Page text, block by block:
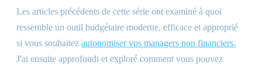
Les articles précédents de cette série ont examiné à quoi
ressemble un outil budgétaire moderne, efficace et approprié
si vous souhaitez autonomiser vos managers non financiers.
J'ai ensuite approfondi et exploré comment vous pouvez